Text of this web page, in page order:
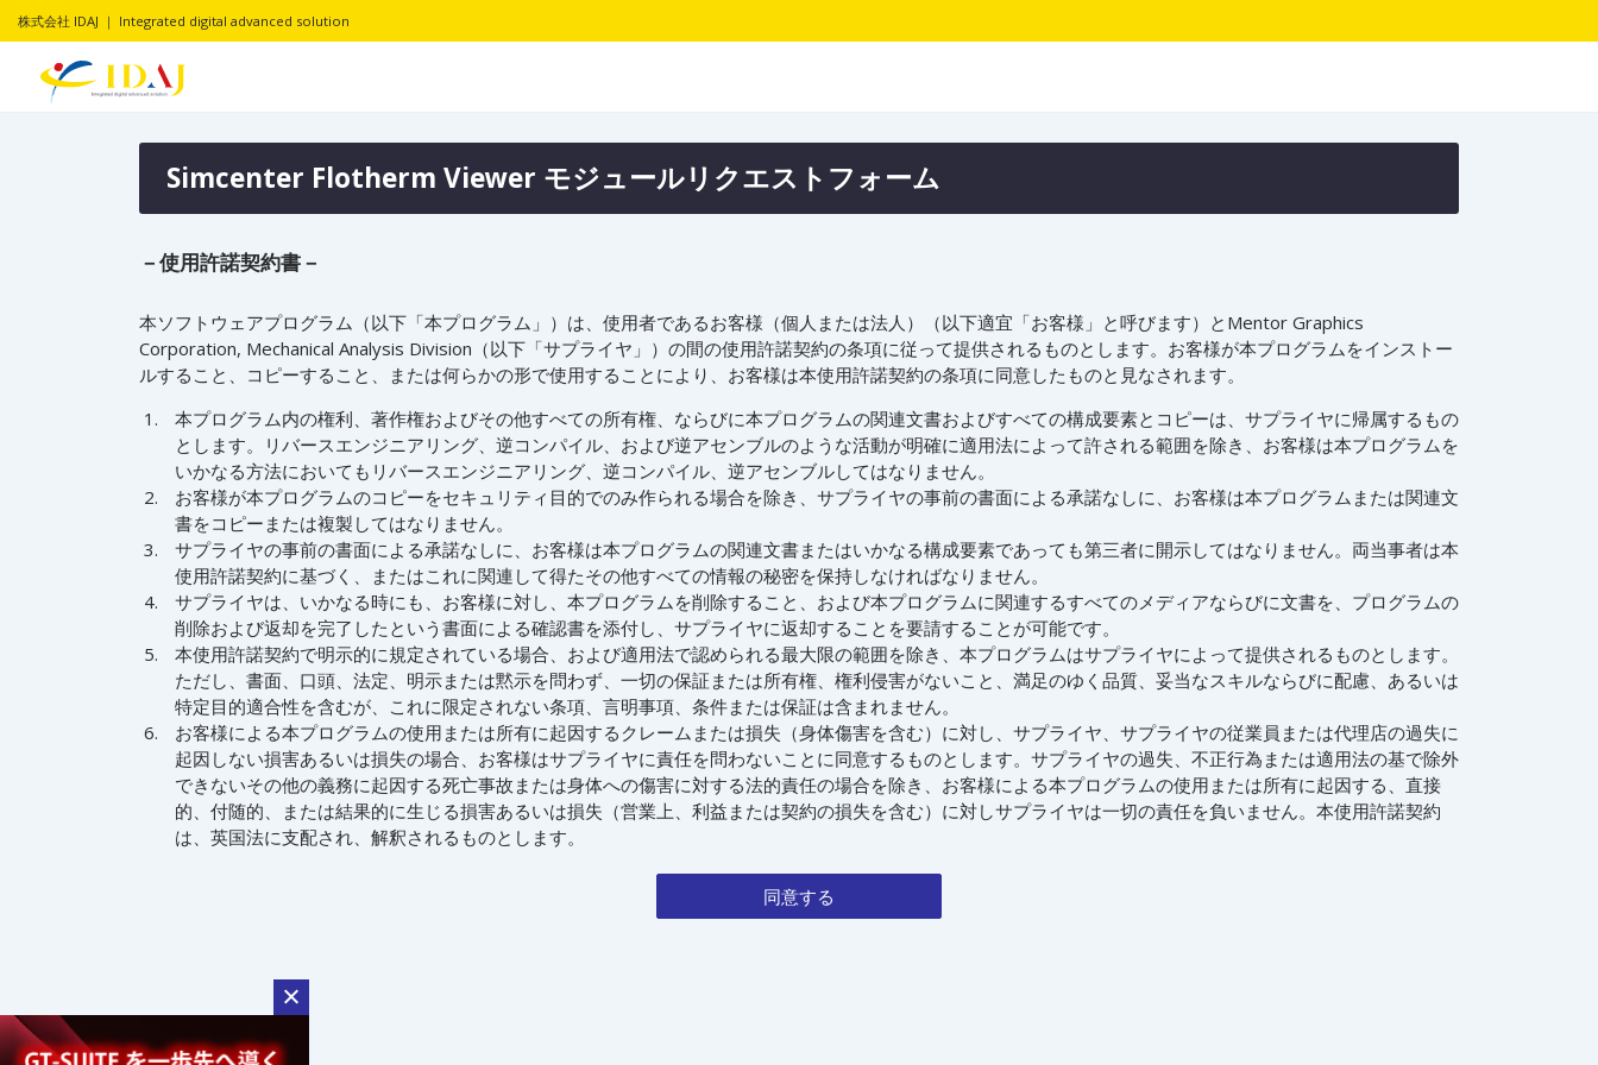
株式会社 IDAJ ｜ Integrated digital advanced solution
Simcenter Flotherm Viewer モジュールリクエストフォーム
－使用許諾契約書－
本ソフトウェアプログラム（以下「本プログラム」）は、使用者であるお客様（個人または法人）（以下適宜「お客様」と呼びます）とMentor Graphics
Corporation, Mechanical Analysis Division（以下「サプライヤ」）の間の使用許諾契約の条項に従って提供されるものとします。お客様が本プログラムをインストー
ルすること、コピーすること、または何らかの形で使用することにより、お客様は本使用許諾契約の条項に同意したものと見なされます。
本プログラム内の権利、著作権およびその他すべての所有権、ならびに本プログラムの関連文書およびすべての構成要素とコピーは、サプライヤに帰属するもの
とします。リバースエンジニアリング、逆コンパイル、および逆アセンブルのような活動が明確に適用法によって許される範囲を除き、お客様は本プログラムを
いかなる方法においてもリバースエンジニアリング、逆コンパイル、逆アセンブルしてはなりません。
お客様が本プログラムのコピーをセキュリティ目的でのみ作られる場合を除き、サプライヤの事前の書面による承諾なしに、お客様は本プログラムまたは関連文
書をコピーまたは複製してはなりません。
サプライヤの事前の書面による承諾なしに、お客様は本プログラムの関連文書またはいかなる構成要素であっても第三者に開示してはなりません。両当事者は本
使用許諾契約に基づく、またはこれに関連して得たその他すべての情報の秘密を保持しなければなりません。
サプライヤは、いかなる時にも、お客様に対し、本プログラムを削除すること、および本プログラムに関連するすべてのメディアならびに文書を、プログラムの
削除および返却を完了したという書面による確認書を添付し、サプライヤに返却することを要請することが可能です。
本使用許諾契約で明示的に規定されている場合、および適用法で認められる最大限の範囲を除き、本プログラムはサプライヤによって提供されるものとします。
ただし、書面、口頭、法定、明示または黙示を問わず、一切の保証または所有権、権利侵害がないこと、満足のゆく品質、妥当なスキルならびに配慮、あるいは
特定目的適合性を含むが、これに限定されない条項、言明事項、条件または保証は含まれません。
お客様による本プログラムの使用または所有に起因するクレームまたは損失（身体傷害を含む）に対し、サプライヤ、サプライヤの従業員または代理店の過失に
起因しない損害あるいは損失の場合、お客様はサプライヤに責任を問わないことに同意するものとします。サプライヤの過失、不正行為または適用法の基で除外
できないその他の義務に起因する死亡事故または身体への傷害に対する法的責任の場合を除き、お客様による本プログラムの使用または所有に起因する、直接
的、付随的、または結果的に生じる損害あるいは損失（営業上、利益または契約の損失を含む）に対しサプライヤは一切の責任を負いません。本使用許諾契約
は、英国法に支配され、解釈されるものとします。
同意する